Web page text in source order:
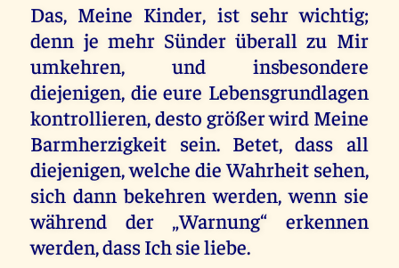
Das, Meine Kinder, ist sehr wichtig;
denn je mehr Sünder überall zu Mir
umkehren, und insbesondere
diejenigen, die eure Lebensgrundlagen
kontrollieren, desto größer wird Meine
Barmherzigkeit sein. Betet, dass all
diejenigen, welche die Wahrheit sehen,
sich dann bekehren werden, wenn sie
während der „Warnung“ erkennen
werden, dass Ich sie liebe.